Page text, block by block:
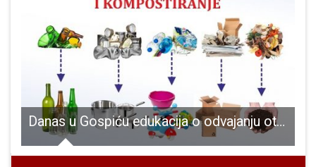
Danas u Gospiću edukacija o odvajanju otpada